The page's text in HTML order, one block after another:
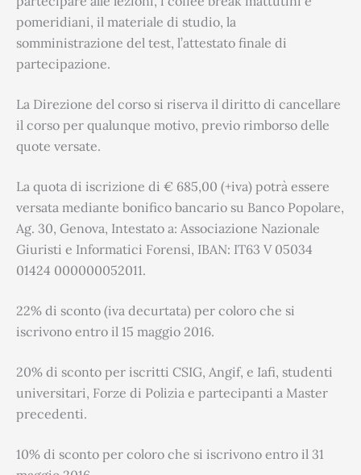
pomeridiani, il materiale di studio, la
somministrazione del test, l’attestato finale di
partecipazione.
La Direzione del corso si riserva il diritto di cancellare
il corso per qualunque motivo, previo rimborso delle
quote versate.
La quota di iscrizione di € 685,00 (+iva) potrà essere
versata mediante bonifico bancario su Banco Popolare,
Ag. 30, Genova, Intestato a: Associazione Nazionale
Giuristi e Informatici Forensi, IBAN: IT63 V 05034
01424 000000052011.
22% di sconto (iva decurtata) per coloro che si
iscrivono entro il 15 maggio 2016.
20% di sconto per iscritti CSIG, Angif, e Iafi, studenti
universitari, Forze di Polizia e partecipanti a Master
precedenti.
10% di sconto per coloro che si iscrivono entro il 31